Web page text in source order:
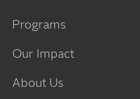
Programs
Our Impact
About Us